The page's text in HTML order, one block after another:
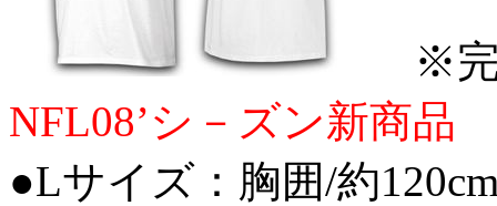
※完
NFL08’シ－ズン新商品
●Lサイズ：胸囲/約